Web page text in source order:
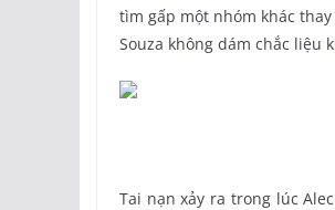
tìm gấp một nhóm khác
Souza không dám chắc liệu
Tai nạn xảy ra trong lúc